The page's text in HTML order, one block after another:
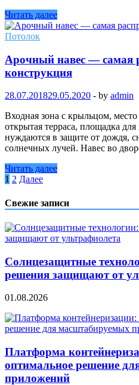
Читать далее
Потолок
Арочный навес — самая
конструкция
28.07.201829.05.2020 - by admin
Входная зона с крыльцом,
открытая терраса, площадка
нуждаются в защите от дождя,
солнечных лучей. Навес во
Читать далее
Пагинация
записей
1 2 Далее
Свежие записи
Солнцезащитные
решения защищают от
01.08.2026
Платформа
оптимальное решение
приложений